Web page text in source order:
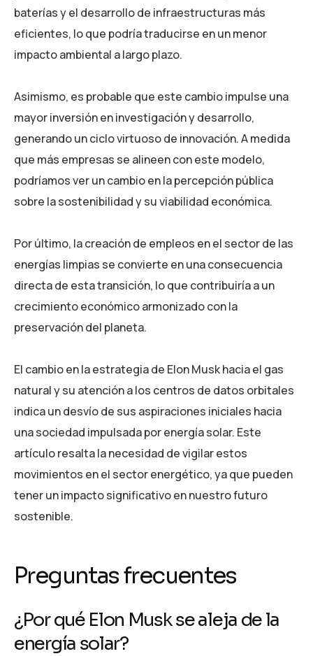
baterías y el desarrollo de infraestructuras más
eficientes, lo que podría traducirse en un menor
impacto ambiental a largo plazo.
Asimismo, es probable que este cambio impulse una
mayor inversión en investigación y desarrollo,
generando un ciclo virtuoso de innovación. A medida
que más empresas se alineen con este modelo,
podríamos ver un cambio en la percepción pública
sobre la sostenibilidad y su viabilidad económica.
Por último, la creación de empleos en el sector de las
energías limpias se convierte en una consecuencia
directa de esta transición, lo que contribuiría a un
crecimiento económico armonizado con la
preservación del planeta.
El cambio en la estrategia de Elon Musk hacia el gas
natural y su atención a los centros de datos orbitales
indica un desvío de sus aspiraciones iniciales hacia
una sociedad impulsada por energía solar. Este
artículo resalta la necesidad de vigilar estos
movimientos en el sector energético, ya que pueden
tener un impacto significativo en nuestro futuro
sostenible.
Preguntas frecuentes
¿Por qué Elon Musk se aleja de la
energía solar?